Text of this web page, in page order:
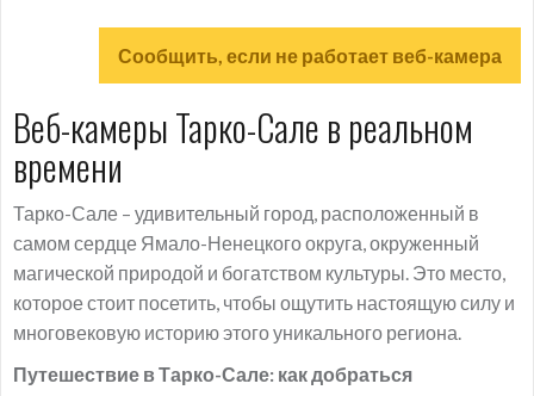
Сообщить, если не работает веб-камера
Веб-камеры Тарко-Сале в реальном
времени
Тарко-Сале – удивительный город, расположенный в
самом сердце Ямало-Ненецкого округа, окруженный
магической природой и богатством культуры. Это место,
которое стоит посетить, чтобы ощутить настоящую силу и
многовековую историю этого уникального региона.
Путешествие в Тарко-Сале: как добраться